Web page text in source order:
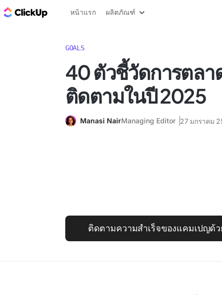
บล็อก ClickUp
หน้าแรก ผลิตภัณฑ์
GOALS
40 ตัวชี้วัดการตล
ติดตามในปี 2025
Manasi NairManaging Editor 27 มกราคม
ติดตามความสำเร็จของแคมเปญด้